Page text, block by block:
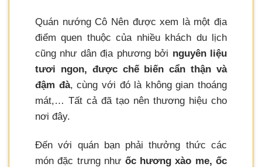
Quán nướng Cô Nên được xem là một địa
điểm quen thuộc của nhiều khách du lịch
cũng như dân địa phương bởi nguyên liệu
tươi ngon, được chế biến cẩn thận và
đậm đà, cùng với đó là không gian thoáng
mát,… Tất cả đã tạo nên thương hiệu cho
nơi đây.
Đến với quán bạn phải thưởng thức các
món đặc trưng như ốc hương xào me, ốc